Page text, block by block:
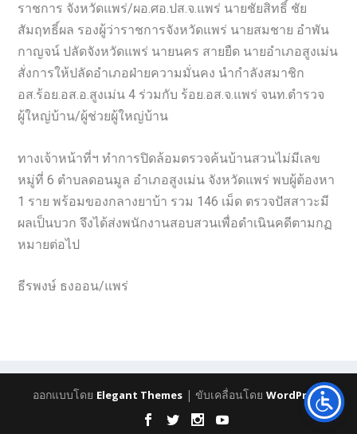
ราชการ จังหวัดแพร่/ผอ.ศอ.ปส.จ.แพร่ นายชัยสิทธิ์ ชัย
สัมฤทธิ์ผล รองผู้ว่าราชการจังหวัดแพร่ นายสมชาย อำพัน
กาญจน์ ปลัดจังหวัดแพร่ นายนคร สายยืด นายอำเภอสูงเม่น
สั่งการให้ปลัดอำเภอฝ่ายความมั่นคง นำกำลังสมาชิก
อส.ร้อย.อส.อ.สูงเม่น 4 ร่วมกับ ร้อย.อส.จ.แพร่ จนท.ตำรวจ
ผู้ใหญ่บ้าน/ผู้ช่วยผู้ใหญ่บ้าน
ทางเจ้าหน้าที่ฯ ทำการปิดล้อมตรวจค้นบ้านสวนไม่มีเลข
หมู่ที่ 6 ตำบลดอนมูล อำเภอสูงเม่น จังหวัดแพร่ พบผู้ต้องหา
1 ราย พร้อมของกลางยาบ้า รวม 146 เม็ด ตรวจปัสสาวะมี
ผลเป็นบวก จึงได้ส่งพนักงานสอบสวนเพื่อดำเนินคดีตามกฏ
หมายต่อไป
ธีรพงษ์ ธงออน/แพร่
ออกแบบโดย Elegant Themes | ขับเคลื่อนโดย WordPress